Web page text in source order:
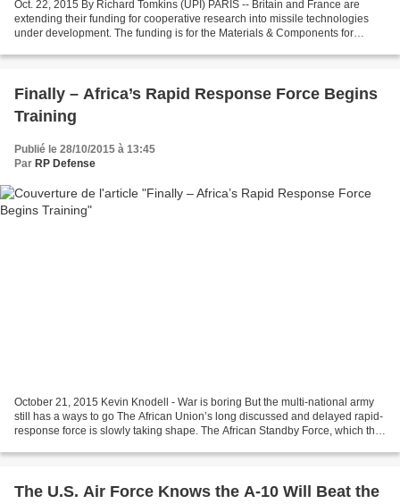
Oct. 22, 2015 By Richard Tomkins (UPI) PARIS -- Britain and France are
extending their funding for cooperative research into missile technologies
under development. The funding is for the Materials & Components for
Finally – Africa’s Rapid Response Force Begins
Training
Publié le 28/10/2015 à 13:45
Par RP Defense
October 21, 2015 Kevin Knodell - War is boring But the multi-national army
still has a ways to go The African Union’s long discussed and delayed rapid-
response force is slowly taking shape. The African Standby Force, which the
The U.S. Air Force Knows the A-10 Will Beat the